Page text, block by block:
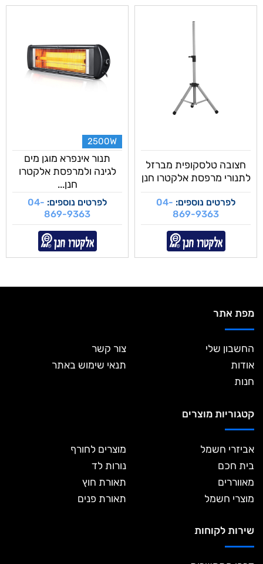
חצובה טלסקופית מברזל
לתנורי מרפסת אלקטרו חנן
לפרטים נוספים: 04-
869-9363
2500W
תנור אינפרא מוגן מים
לגינה ולמרפסת אלקטרו
חנן...
לפרטים נוספים: 04-
869-9363
מפת אתר
החשבון שלי
אודות
חנות
צור קשר
תנאי שימוש באתר
קטגוריות מוצרים
אביזרי חשמל
בית חכם
מאווררים
מוצרי חשמל
מוצרים לחורף
נורות לד
תאורת חוץ
תאורת פנים
שירות לקוחות